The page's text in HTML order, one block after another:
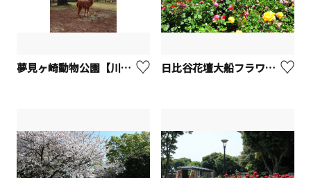
夢見ヶ崎動物公園【川崎市】 日比谷花壇大船フラワーセンター【鎌倉市】